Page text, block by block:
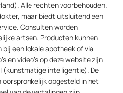
Alle rechten voorbehouden.
maar biedt uitsluitend een
Consulten worden
artsen. Producten kunnen
een lokale apotheek of via
en video’s op deze website zijn
(kunstmatige intelligentie). De
opgesteld in het